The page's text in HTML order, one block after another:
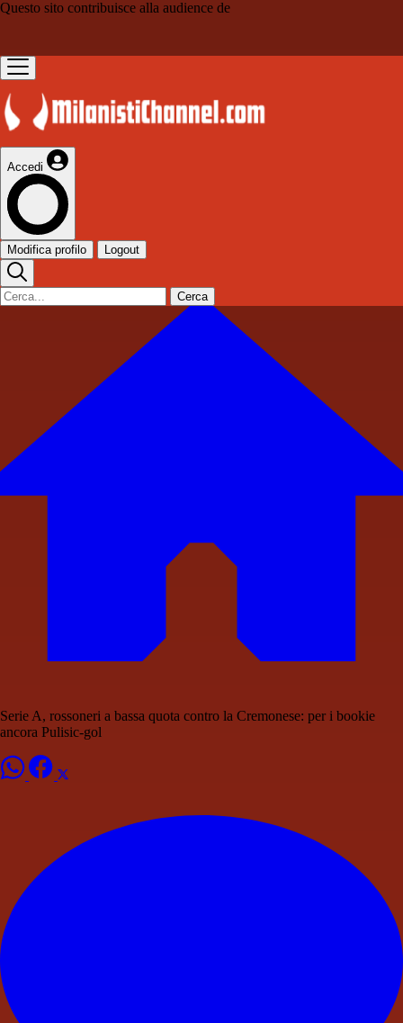
Questo sito contribuisce alla audience de
Accedi
Modifica profilo Logout
Cerca
Serie A, rossoneri a bassa quota contro la Cremonese: per i bookie
ancora Pulisic-gol